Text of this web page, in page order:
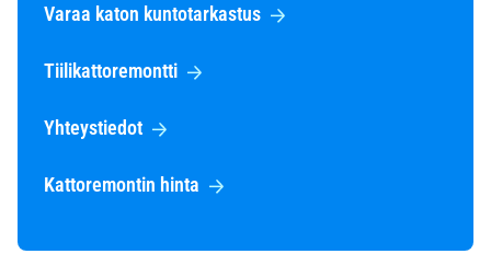
Varaa katon kuntotarkastus
Tiilikattoremontti
Yhteystiedot
Kattoremontin hinta